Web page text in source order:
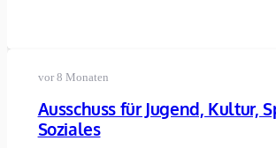
vor 8 Monaten
Ausschuss für Jugend, Kultur,
Soziales